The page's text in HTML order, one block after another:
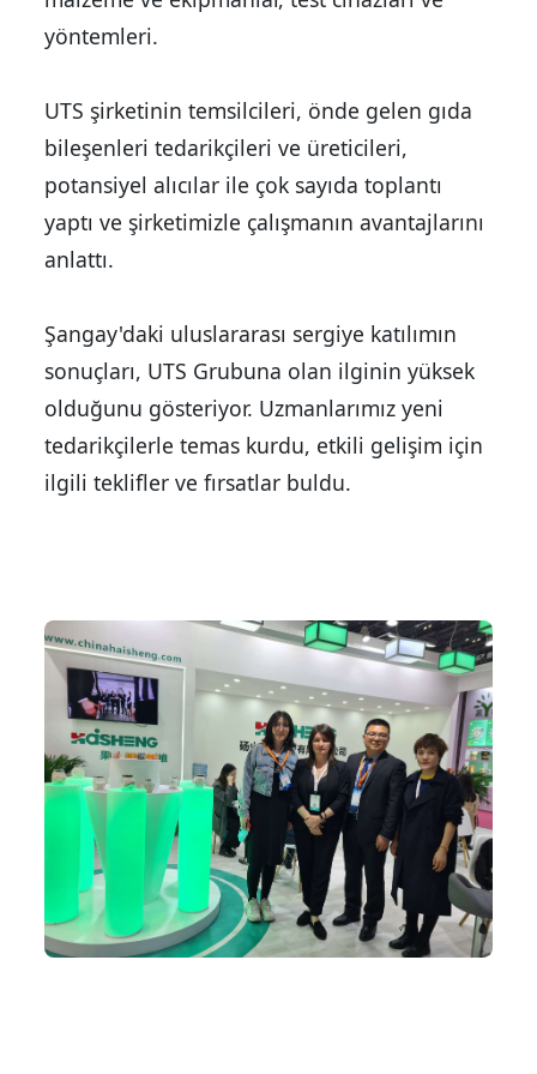
yöntemleri.
UTS şirketinin temsilcileri, önde gelen gıda
bileşenleri tedarikçileri ve üreticileri,
potansiyel alıcılar ile çok sayıda toplantı
yaptı ve şirketimizle çalışmanın avantajlarını
anlattı.
Şangay'daki uluslararası sergiye katılımın
sonuçları, UTS Grubuna olan ilginin yüksek
olduğunu gösteriyor. Uzmanlarımız yeni
tedarikçilerle temas kurdu, etkili gelişim için
ilgili teklifler ve fırsatlar buldu.